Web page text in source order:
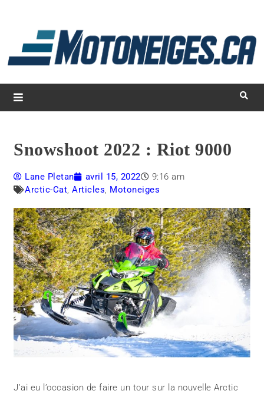
Magazine Motoneiges.ca
Snowshoot 2022 : Riot 9000
Lane Pletan avril 15, 2022
9:16 am
Arctic-Cat,Articles, Motoneiges
J’ai eu l’occasion de faire un tour sur la nouvelle Arctic